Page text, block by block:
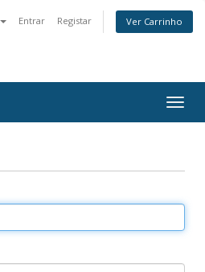
Entrar Registar Ver Carrinho